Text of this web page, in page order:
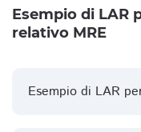
Esempio di LAR
relativo MRE
Esempio di LAR